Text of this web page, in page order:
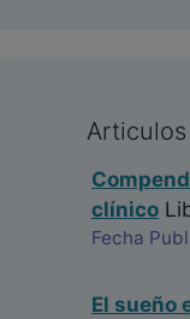
clínico
Fecha
El sueño